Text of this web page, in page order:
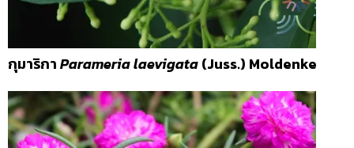
กุมาริกาParameria laevigata(Juss.) Moldenke